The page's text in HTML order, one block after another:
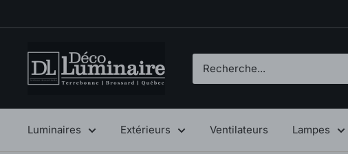
au
Déco
Luminaire
Luminaires Extérieurs Ventilateurs Lampes